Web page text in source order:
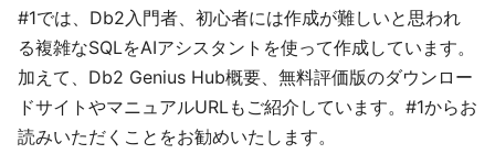
#1では、Db2入門者、初心者には作成が難しいと思われ
る複雑なSQLをAIアシスタントを使って作成しています。
加えて、Db2 Genius Hub概要、無料評価版のダウンロー
ドサイトやマニュアルURLもご紹介しています。#1からお
読みいただくことをお勧めいたします。